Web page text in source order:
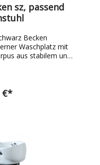
sz, passend
Becken
Waschplatz mit
aus stabilem und
€*